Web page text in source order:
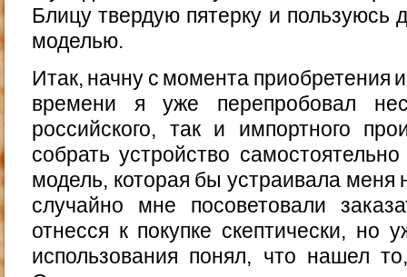
Блицу твердую пятерку и пользуюсь
моделью.
Итак, начну с момента приобретения
времени я уже перепробовал
российского, так и импортного
собрать устройство
модель, которая бы устраивала меня
случайно мне посоветовали
отнесся к покупке скептически, но
использования понял, что нашел